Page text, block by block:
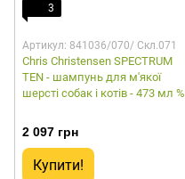
3
Артикул: 841036/070/ Скл.071
Chris Christensen SPECTRUM
TEN - шампунь для м'якої
шерсті собак і котів - 473 мл %
2 097 грн
Купити!